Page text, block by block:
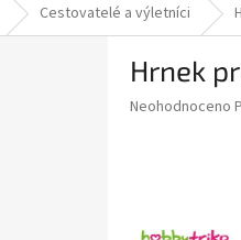
Cestovatelé a výletníci
Hrnek
Průměrné
Neohodnoceno